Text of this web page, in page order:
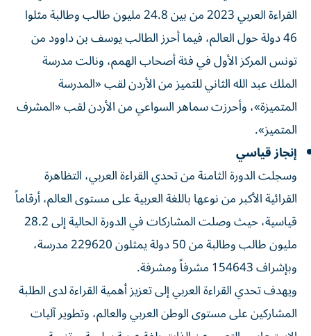
القراءة العربي 2023 من بين 24.8 مليون طالب وطالبة مثلوا
46 دولة حول العالم، فيما أحرز الطالب يوسف بن داوود من
تونس المركز الأول في فئة أصحاب الهمم، ونالت مدرسة
الملك عبد الله الثاني للتميز من الأردن لقب «المدرسة
المتميزة»، وأحرزت سماهر السواعي من الأردن لقب «المشرف
المتميز».
إنجاز قياسي
وسجلت الدورة الثامنة من تحدي القراءة العربي، التظاهرة
القرائية الأكبر من نوعها باللغة العربية على مستوى العالم، أرقاماً
قياسية، حيث وصلت المشاركات في الدورة الحالية إلى 28.2
مليون طالب وطالبة من 50 دولة يمثلون 229620 مدرسة،
وبإشراف 154643 مشرفاً ومشرفة.
ويهدف تحدي القراءة العربي إلى تعزيز أهمية القراءة لدى الطلبة
المشاركين على مستوى الوطن العربي والعالم، وتطوير آليات